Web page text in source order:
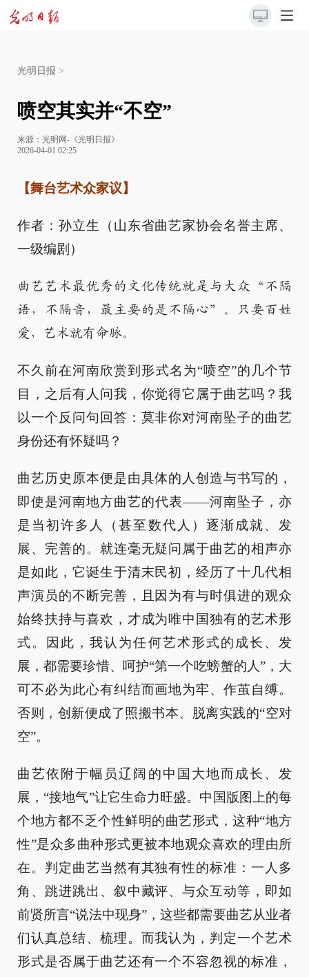
光明日报 >
喷空其实并“不空”
来源： 光明网-《光明日报》
2026-04-01 02:25
【舞台艺术众家议】
作者：孙立生（山东省曲艺家协会名誉主席、
一级编剧）
曲艺艺术最优秀的文化传统就是与大众“不隔
语，不隔音，最主要的是不隔心”。只要百姓
爱，艺术就有命脉。
不久前在河南欣赏到形式名为“喷空”的几个节
目，之后有人问我，你觉得它属于曲艺吗？我
以一个反问句回答：莫非你对河南坠子的曲艺
身份还有怀疑吗？
曲艺历史原本便是由具体的人创造与书写的，
即使是河南地方曲艺的代表——河南坠子，亦
是当初许多人（甚至数代人）逐渐成就、发
展、完善的。就连毫无疑问属于曲艺的相声亦
是如此，它诞生于清末民初，经历了十几代相
声演员的不断完善，且因为有与时俱进的观众
始终扶持与喜欢，才成为唯中国独有的艺术形
式。因此，我认为任何艺术形式的成长、发
展，都需要珍惜、呵护“第一个吃螃蟹的人”，大
可不必为此心有纠结而画地为牢、作茧自缚。
否则，创新便成了照搬书本、脱离实践的“空对
空”。
曲艺依附于幅员辽阔的中国大地而成长、发
展，“接地气”让它生命力旺盛。中国版图上的每
个地方都不乏个性鲜明的曲艺形式，这种“地方
性”是众多曲种形式更被本地观众喜欢的理由所
在。判定曲艺当然有其独有性的标准：一人多
角、跳进跳出、叙中藏评、与众互动等，即如
前贤所言“说法中现身”，这些都需要曲艺从业者
们认真总结、梳理。而我认为，判定一个艺术
形式是否属于曲艺还有一个不容忽视的标准，